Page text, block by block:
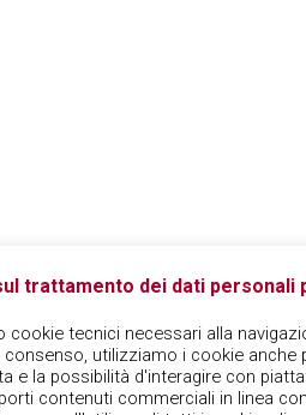
trattamento dei dati personali
tecnici necessari alla
utilizziamo i cookie anche
e la possibilità d'interagire con
contenuti commerciali in linea